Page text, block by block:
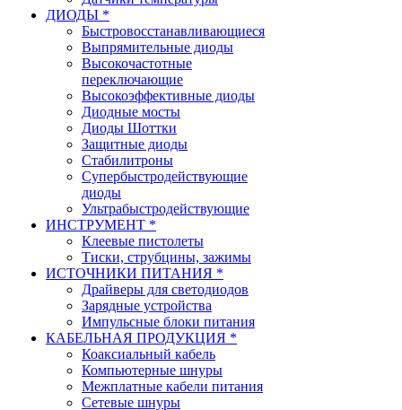
ДИОДЫ *
Быстровосстанавливающиеся
Выпрямительные диоды
Высокочастотные
переключающие
Высокоэффективные диоды
Диодные мосты
Диоды Шоттки
Защитные диоды
Стабилитроны
Супербыстродействующие
диоды
Ультрабыстродействующие
ИНСТРУМЕНТ *
Клеевые пистолеты
Тиски, струбцины, зажимы
ИСТОЧНИКИ ПИТАНИЯ *
Драйверы для светодиодов
Зарядные устройства
Импульсные блоки питания
КАБЕЛЬНАЯ ПРОДУКЦИЯ *
Коаксиальный кабель
Компьютерные шнуры
Межплатные кабели питания
Сетевые шнуры